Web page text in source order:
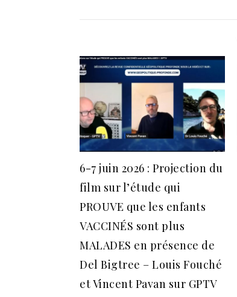
6-7 juin 2026 : Projection du
film sur l’étude qui
PROUVE que les enfants
VACCINÉS sont plus
MALADES en présence de
Del Bigtree – Louis Fouché
et Vincent Pavan sur GPTV